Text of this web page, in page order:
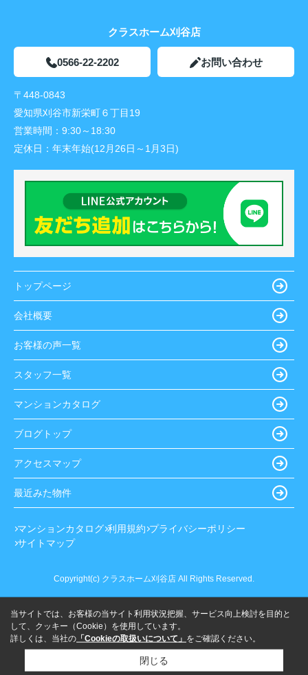
クラスホーム刈谷店
0566-22-2202 お問い合わせ
〒448-0843
愛知県刈谷市新栄町６丁目19
営業時間： 9:30～18:30
定休日： 年末年始(12月26日～1月3日)
トップページ
会社概要
お客様の声一覧
スタッフ一覧
マンションカタログ
ブログトップ
アクセスマップ
最近みた物件
マンションカタログ 利用規約 プライバシーポリシー
サイトマップ
Copyright(c) クラスホーム刈谷店 All Rights Reserved.
当サイトでは、お客様の当サイト利用状況把握、サービス向上検討を目的と
して、クッキー（Cookie）を使用しています。
詳しくは、当社の 「Cookieの取扱いについて」 をご確認ください。
閉じる